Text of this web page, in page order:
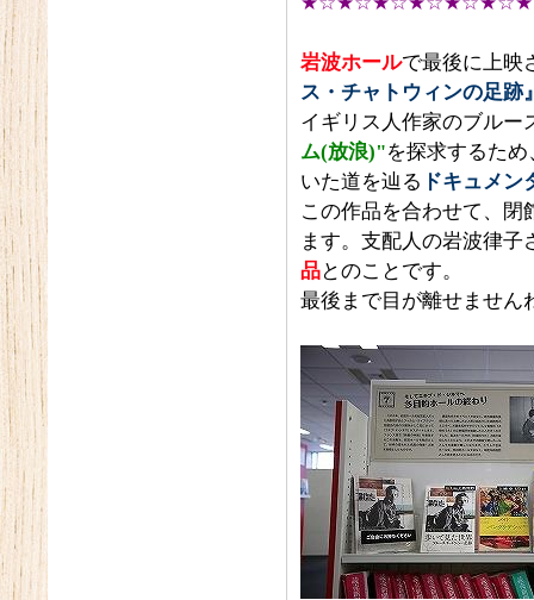
岩波ホールで最後に上映
ス・チャトウィンの足跡
イギリス人作家のブルー
ム(放浪)"を探求するた
いた道を辿る ドキュメン
この作品を合わせて、閉
ます。支配人の岩波律子
品とのことです。
最後まで目が離せません